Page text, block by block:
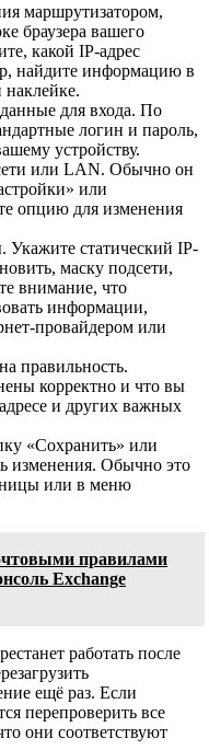
маршрутизатором,
браузера вашего
какой IP-адрес
найдите информацию в
наклейке.
для входа. По
логин и пароль,
устройству.
или LAN. Обычно он
или
опцию для изменения
Укажите статический IP-
маску подсети,
внимание, что
информации,
провайдером или
правильность.
корректно и что вы
и других важных
«Сохранить» или
изменения. Обычно это
или в меню
правилами
Exchange
работать после
ещё раз. Если
перепроверить все
они соответствуют